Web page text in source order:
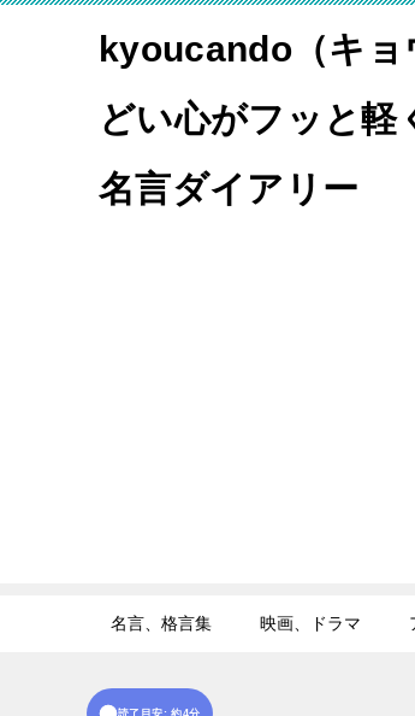
kyoucando（キョ
どい心がフッと軽
名言ダイアリー
名言、格言集 映画、ドラマ
読了目安: 約4分